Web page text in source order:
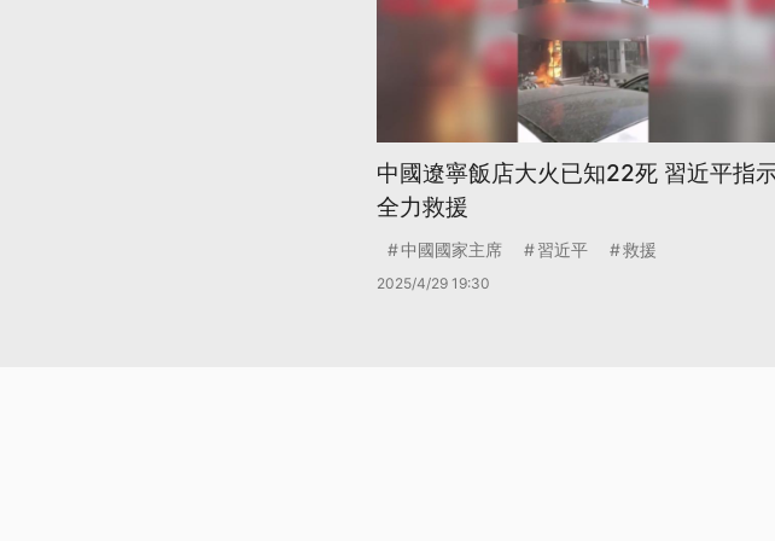
中國遼寧飯店大火已知22死 習近平指
全力救援
中國國家主席 習近平 救援
2025/4/29 19:30